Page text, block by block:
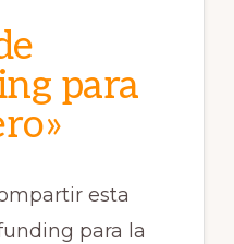
para
esta
para la